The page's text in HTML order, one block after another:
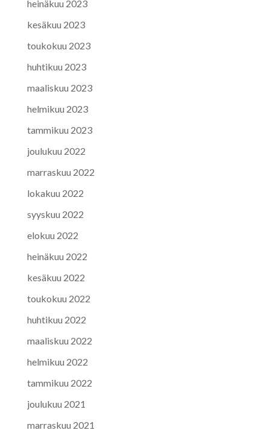
heinäkuu 2023
kesäkuu 2023
toukokuu 2023
huhtikuu 2023
maaliskuu 2023
helmikuu 2023
tammikuu 2023
joulukuu 2022
marraskuu 2022
lokakuu 2022
syyskuu 2022
elokuu 2022
heinäkuu 2022
kesäkuu 2022
toukokuu 2022
huhtikuu 2022
maaliskuu 2022
helmikuu 2022
tammikuu 2022
joulukuu 2021
marraskuu 2021